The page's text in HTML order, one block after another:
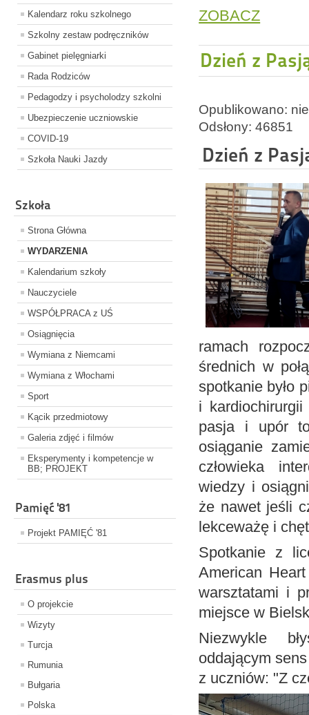
Kalendarz roku szkolnego
Szkolny zestaw podręczników
Gabinet pielęgniarki
Rada Rodziców
Pedagodzy i psycholodzy szkolni
Ubezpieczenie uczniowskie
COVID-19
Szkoła Nauki Jazdy
Szkoła
Strona Główna
WYDARZENIA
Kalendarium szkoły
Nauczyciele
WSPÓŁPRACA z UŚ
Osiągnięcia
Wymiana z Niemcami
Wymiana z Włochami
Sport
Kącik przedmiotowy
Galeria zdjęć i filmów
Eksperymenty i kompetencje w
BB; PROJEKT
Pamięć '81
Projekt PAMIĘĆ '81
Erasmus plus
O projekcie
Wizyty
Turcja
Rumunia
Bułgaria
Polska
ZOBACZ
Dzień z
Opublikowano:
Odsłony: 46851
Dzień z
ramach
średnich w
spotkanie było
i
pasja i upór to
osiąganie
człowieka
wiedzy i
że nawet jeśli
lekceważę i
Spotkanie z
American
warsztatami i
miejsce w
Niezwykle
oddającym
z uczniów: "Z